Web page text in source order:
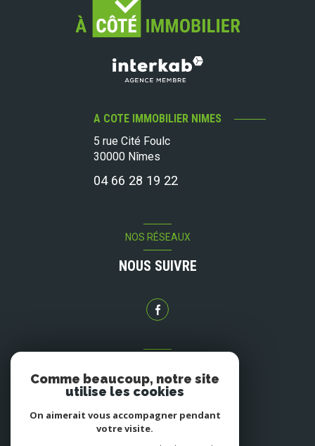
A COTE IMMOBILIER NIMES
5 rue Cité Foulc
30000 Nîmes
04 66 28 19 22
NOS RÉSEAUX
NOUS SUIVRE
NOUS ADHÉRONS
Comme beaucoup, notre site
utilise les cookies
On aimerait vous accompagner pendant
votre visite.